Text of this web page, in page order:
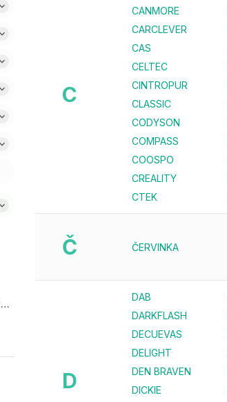
Obehové čerpadlo OHI PRO 32-60/180 pre kúrenie a cirkuláciu vody
C
CANMORE
CARCLEVER
CAS
CELTEC
CINTROPUR
CLASSIC
CODYSON
COMPASS
COOSPO
CREALITY
CTEK
Č ČERVINKA
D
DAB
DARKFLASH
DECUEVAS
DELIGHT
DEN BRAVEN
DICKIE